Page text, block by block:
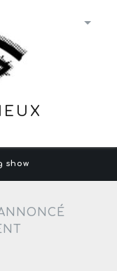
show